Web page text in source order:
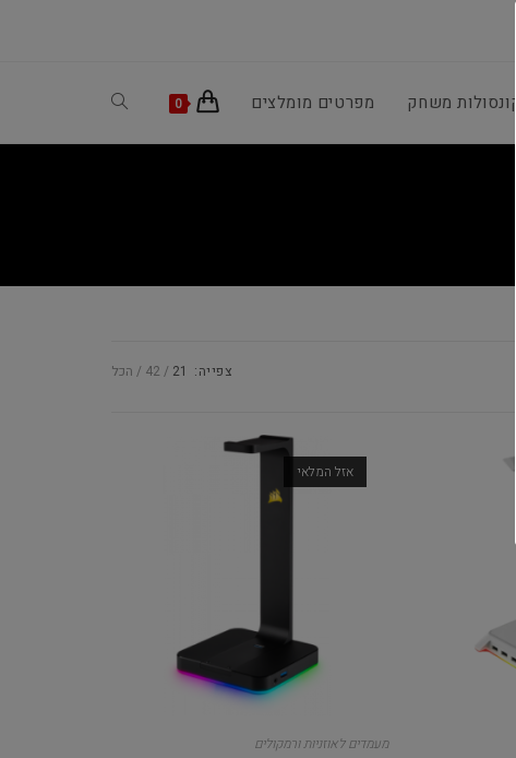
קונסולות משחק מפרטים מומלצים 0
Toggle
צפייה: 21
42 הכל
אזל המלאי
מעמדים לאוזניות ורמקולים